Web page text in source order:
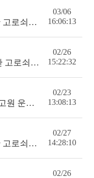
제22회 진안고원 운장산 고로쇠축제 [진안고원길 걷기] 프로그램 안내
03/06
16:06:13
제 22회 진안고원 운장산 고로쇠축제 숏폼 콘테스트
02/26
15:22:32
[접수마감] 제22회 진안고원 운장산 고로쇠축제 "출발! 고로쇠 숲탐험대" 참가자 모집
02/23
13:08:13
제21회 진안고원 운장산 고로쇠축제 [진안고원길 걷기] 프로그램 안내
02/27
14:28:10
02/26